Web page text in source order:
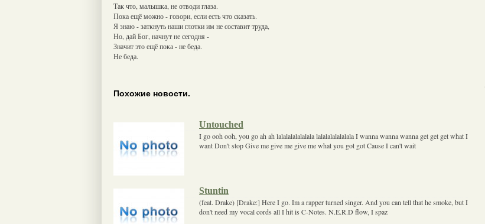
Так что, малышка, не отводи глаза.
Пока ещё можно - говори, если есть что сказать.
Я знаю - заткнуть наши глотки им не составит труда,
Но, дай Бог, начнут не сегодня -
Значит это ещё пока - не беда.
Не беда.
Похожие новости.
Untouched
I go ooh ooh, you go ah ah lalalalalalalala lalalalalalalala I wanna wanna wanna get get get what I
want Don't stop Give me give me give me what you got got Cause I can't wait
Stuntin
(feat. Drake) [Drake:] Here I go. Im a rapper turned singer. And you can tell that he smoke, but I
don't need my vocal cords all I hit is C-Notes. N.E.R.D flow, I spaz